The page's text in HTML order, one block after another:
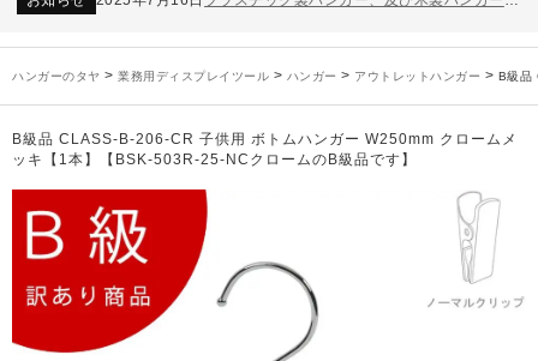
お知らせ
2025年3月14日木製ハンガーNシリーズ価格改定のお知らせ
未分類 2024年12月19日
お知らせ
2024年12月12日
ハンガーのタヤ > 業務用ディスプレイツール > ハンガー > アウトレットハンガー > B級品
B級品 CLASS-B-206-CR 子供用 ボトムハンガー W250mm クロームメ
ッキ【1本】【BSK-503R-25-NCクロームのB級品です】